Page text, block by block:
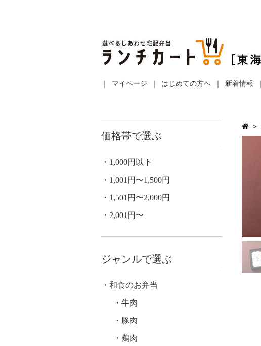
マイページ はじめての方へ 新着情報
価格帯で選ぶ
1,000円以下
1,001円〜1,500円
1,501円〜2,000円
2,001円〜
ジャンルで選ぶ
和食のお弁当
牛肉
豚肉
鶏肉